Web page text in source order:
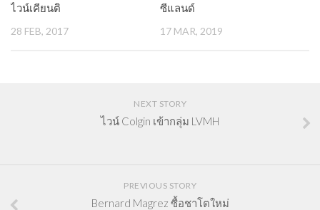
ไวน์เคียนติ
28 FEB, 2017
ซีแลนด์
17 MAR, 2019
NEXT STORY
ไวน์ Colgin เข้ากลุ่ม LVMH
PREVIOUS STORY
Bernard Magrez ซื้อชาโตใหม่